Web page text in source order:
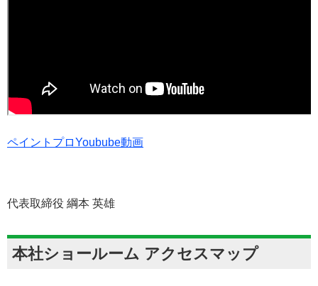
ペイントプロYoubube動画
代表取締役 綱本 英雄
本社ショールーム アクセスマップ